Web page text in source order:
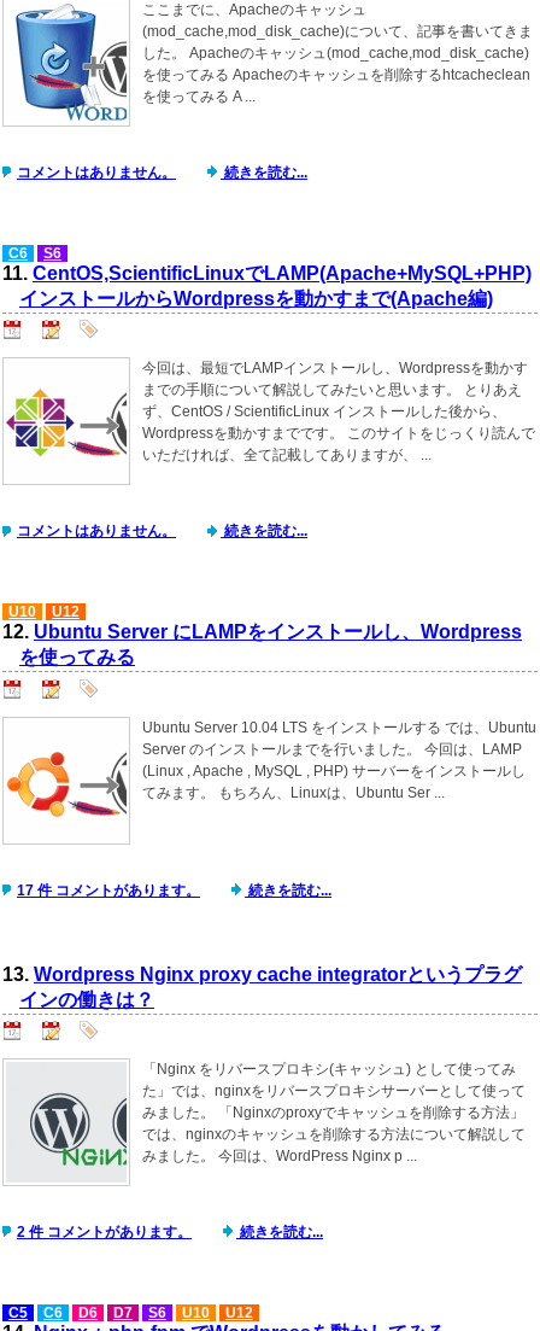
ここまでに、Apacheのキャッシュ
(mod_cache,mod_disk_cache)について、記事を書いてきま
した。 Apacheのキャッシュ(mod_cache,mod_disk_cache)
を使ってみる Apacheのキャッシュを削除するhtcacheclean
を使ってみる A ...
コメントはありません。 続きを読む...
C6 S6
11. CentOS,ScientificLinuxでLAMP(Apache+MySQL+PHP)
インストールからWordpressを動かすまで(Apache編)
今回は、最短でLAMPインストールし、Wordpressを動かす
までの手順について解説してみたいと思います。 とりあえ
ず、CentOS / ScientificLinux インストールした後から、
Wordpressを動かすまでです。 このサイトをじっくり読んで
いただければ、全て記載してありますが、 ...
コメントはありません。 続きを読む...
U10 U12
12. Ubuntu Server にLAMPをインストールし、Wordpress
を使ってみる
Ubuntu Server 10.04 LTS をインストールする では、Ubuntu
Server のインストールまでを行いました。 今回は、LAMP
(Linux , Apache , MySQL , PHP) サーバーをインストールし
てみます。 もちろん、Linuxは、Ubuntu Ser ...
17 件 コメントがあります。 続きを読む...
13. Wordpress Nginx proxy cache integratorというプラグ
インの働きは？
「Nginx をリバースプロキシ(キャッシュ) として使ってみ
た」では、nginxをリバースプロキシサーバーとして使って
みました。 「Nginxのproxyでキャッシュを削除する方法」
では、nginxのキャッシュを削除する方法について解説して
みました。 今回は、WordPress Nginx p ...
2 件 コメントがあります。 続きを読む...
C5 C6 D6 D7 S6 U10 U12